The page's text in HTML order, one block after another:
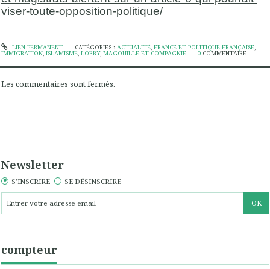
viser-toute-opposition-politique/
LIEN PERMANENT CATÉGORIES : ACTUALITÉ, FRANCE ET POLITIQUE FRANÇAISE,
IMMIGRATION, ISLAMISME, LOBBY, MAGOUILLE ET COMPAGNIE 0 COMMENTAIRE
Les commentaires sont fermés.
Newsletter
S'INSCRIRE SE DÉSINSCRIRE
compteur